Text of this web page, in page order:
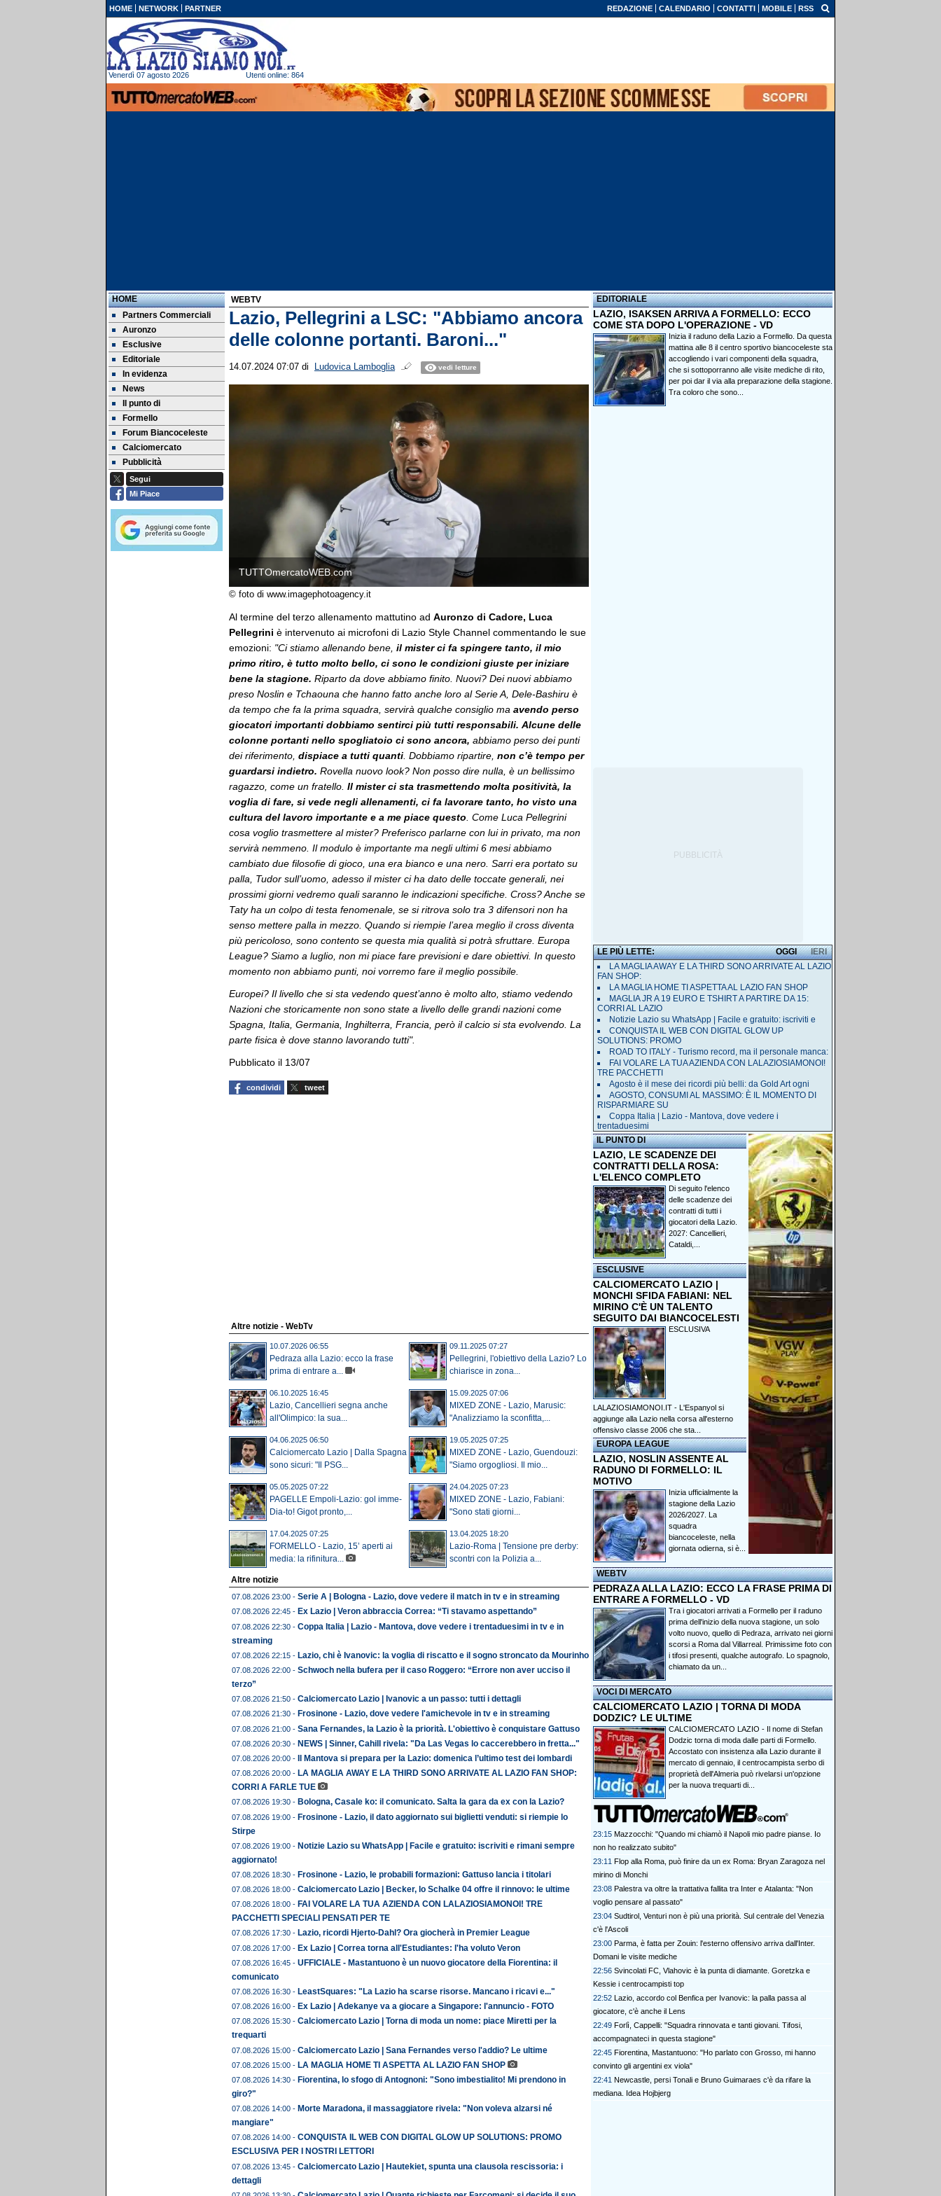
HOME NETWORK PARTNER REDAZIONE CALENDARIO CONTATTI MOBILE RSS
Venerdì 07 agosto 2026 Utenti online: 864
HOME
Partners Commerciali
Auronzo
Esclusive
Editoriale
In evidenza
News
Il punto di
Formello
Forum Biancoceleste
Calciomercato
Pubblicità
Segui
Mi Piace
WEBTV
Lazio, Pellegrini a LSC: "Abbiamo ancora
delle colonne portanti. Baroni..."
14.07.2024 07:07 di Ludovica Lamboglia vedi letture
TUTTOmercatoWEB.com
© foto di www.imagephotoagency.it
Al termine del terzo allenamento mattutino ad Auronzo di Cadore, Luca
Pellegrini è intervenuto ai microfoni di Lazio Style Channel commentando le sue
emozioni: "Ci stiamo allenando bene, il mister ci fa spingere tanto, il mio
primo ritiro, è tutto molto bello, ci sono le condizioni giuste per iniziare
bene la stagione. Riparto da dove abbiamo finito. Nuovi? Dei nuovi abbiamo
preso Noslin e Tchaouna che hanno fatto anche loro al Serie A, Dele-Bashiru è
da tempo che fa la prima squadra, servirà qualche consiglio ma avendo perso
giocatori importanti dobbiamo sentirci più tutti responsabili. Alcune delle
colonne portanti nello spogliatoio ci sono ancora, abbiamo perso dei punti
dei riferimento, dispiace a tutti quanti . Dobbiamo ripartire, non c’è tempo per
guardarsi indietro. Rovella nuovo look? Non posso dire nulla, è un bellissimo
ragazzo, come un fratello. Il mister ci sta trasmettendo molta positività, la
voglia di fare, si vede negli allenamenti, ci fa lavorare tanto, ho visto una
cultura del lavoro importante e a me piace questo . Come Luca Pellegrini
cosa voglio trasmettere al mister? Preferisco parlarne con lui in privato, ma non
servirà nemmeno. Il modulo è importante ma negli ultimi 6 mesi abbiamo
cambiato due filosofie di gioco, una era bianco e una nero. Sarri era portato su
palla, Tudor sull’uomo, adesso il mister ci ha dato delle toccate generali, nei
prossimi giorni vedremo quali saranno le indicazioni specifiche. Cross? Anche se
Taty ha un colpo di testa fenomenale, se si ritrova solo tra 3 difensori non ha
senso mettere palla in mezzo. Quando si riempie l’area meglio il cross diventa
più pericoloso, sono contento se questa mia qualità si potrà sfruttare. Europa
League? Siamo a luglio, non mi piace fare previsioni e dare obiettivi. In questo
momento non abbiamo punti, noi vorremo fare il meglio possibile.
Europei? Il livello che si sta vedendo quest’anno è molto alto, stiamo vedendo
Nazioni che storicamente non sono state a livello delle grandi nazioni come
Spagna, Italia, Germania, Inghilterra, Francia, però il calcio si sta evolvendo. La
parte fisica è dove stanno lavorando tutti".
Pubblicato il 13/07
condividi tweet
Altre notizie - WebTv
10.07.2026 06:55
Pedraza alla Lazio: ecco la frase
prima di entrare a...
09.11.2025 07:27
Pellegrini, l'obiettivo della Lazio? Lo
chiarisce in zona...
06.10.2025 16:45
Lazio, Cancellieri segna anche
all'Olimpico: la sua...
15.09.2025 07:06
MIXED ZONE - Lazio, Marusic:
"Analizziamo la sconfitta,...
04.06.2025 06:50
Calciomercato Lazio | Dalla Spagna
sono sicuri: "Il PSG...
19.05.2025 07:25
MIXED ZONE - Lazio, Guendouzi:
"Siamo orgogliosi. Il mio...
05.05.2025 07:22
PAGELLE Empoli-Lazio: gol imme-
Dia-to! Gigot pronto,...
24.04.2025 07:23
MIXED ZONE - Lazio, Fabiani:
"Sono stati giorni...
17.04.2025 07:25
FORMELLO - Lazio, 15’ aperti ai
media: la rifinitura...
13.04.2025 18:20
Lazio-Roma | Tensione pre derby:
scontri con la Polizia a...
Altre notizie
07.08.2026 23:00 - Serie A | Bologna - Lazio, dove vedere il match in tv e in streaming
07.08.2026 22:45 - Ex Lazio | Veron abbraccia Correa: “Ti stavamo aspettando”
07.08.2026 22:30 - Coppa Italia | Lazio - Mantova, dove vedere i trentaduesimi in tv e in
streaming
07.08.2026 22:15 - Lazio, chi è Ivanovic: la voglia di riscatto e il sogno stroncato da Mourinho
07.08.2026 22:00 - Schwoch nella bufera per il caso Roggero: “Errore non aver ucciso il
terzo”
07.08.2026 21:50 - Calciomercato Lazio | Ivanovic a un passo: tutti i dettagli
07.08.2026 21:30 - Frosinone - Lazio, dove vedere l'amichevole in tv e in streaming
07.08.2026 21:00 - Sana Fernandes, la Lazio è la priorità. L'obiettivo è conquistare Gattuso
07.08.2026 20:30 - NEWS | Sinner, Cahill rivela: "Da Las Vegas lo caccerebbero in fretta..."
07.08.2026 20:00 - Il Mantova si prepara per la Lazio: domenica l’ultimo test dei lombardi
07.08.2026 20:00 - LA MAGLIA AWAY E LA THIRD SONO ARRIVATE AL LAZIO FAN SHOP:
CORRI A FARLE TUE
07.08.2026 19:30 - Bologna, Casale ko: il comunicato. Salta la gara da ex con la Lazio?
07.08.2026 19:00 - Frosinone - Lazio, il dato aggiornato sui biglietti venduti: si riempie lo
Stirpe
07.08.2026 19:00 - Notizie Lazio su WhatsApp | Facile e gratuito: iscriviti e rimani sempre
aggiornato!
07.08.2026 18:30 - Frosinone - Lazio, le probabili formazioni: Gattuso lancia i titolari
07.08.2026 18:00 - Calciomercato Lazio | Becker, lo Schalke 04 offre il rinnovo: le ultime
07.08.2026 18:00 - FAI VOLARE LA TUA AZIENDA CON LALAZIOSIAMONOI! TRE
PACCHETTI SPECIALI PENSATI PER TE
07.08.2026 17:30 - Lazio, ricordi Hjerto-Dahl? Ora giocherà in Premier League
07.08.2026 17:00 - Ex Lazio | Correa torna all'Estudiantes: l'ha voluto Veron
07.08.2026 16:45 - UFFICIALE - Mastantuono è un nuovo giocatore della Fiorentina: il
comunicato
07.08.2026 16:30 - LeastSquares: "La Lazio ha scarse risorse. Mancano i ricavi e..."
07.08.2026 16:00 - Ex Lazio | Adekanye va a giocare a Singapore: l'annuncio - FOTO
07.08.2026 15:30 - Calciomercato Lazio | Torna di moda un nome: piace Miretti per la
trequarti
07.08.2026 15:00 - Calciomercato Lazio | Sana Fernandes verso l'addio? Le ultime
07.08.2026 15:00 - LA MAGLIA HOME TI ASPETTA AL LAZIO FAN SHOP
07.08.2026 14:30 - Fiorentina, lo sfogo di Antognoni: "Sono imbestialito! Mi prendono in
giro?"
07.08.2026 14:00 - Morte Maradona, il massaggiatore rivela: "Non voleva alzarsi né
mangiare"
07.08.2026 14:00 - CONQUISTA IL WEB CON DIGITAL GLOW UP SOLUTIONS: PROMO
ESCLUSIVA PER I NOSTRI LETTORI
07.08.2026 13:45 - Calciomercato Lazio | Hautekiet, spunta una clausola rescissoria: i
dettagli
EDITORIALE
LAZIO, ISAKSEN ARRIVA A FORMELLO: ECCO
COME STA DOPO L'OPERAZIONE - VD
Inizia il raduno della Lazio a Formello. Da questa
mattina alle 8 il centro sportivo biancoceleste sta
accogliendo i vari componenti della squadra,
che si sottoporranno alle visite mediche di rito,
per poi dar il via alla preparazione della stagione.
Tra coloro che sono...
LE PIÙ LETTE: IERI
OGGI
LA MAGLIA AWAY E LA THIRD SONO ARRIVATE AL LAZIO
FAN SHOP:
LA MAGLIA HOME TI ASPETTA AL LAZIO FAN SHOP
MAGLIA JR A 19 EURO E TSHIRT A PARTIRE DA 15:
CORRI AL LAZIO
Notizie Lazio su WhatsApp | Facile e gratuito: iscriviti e
CONQUISTA IL WEB CON DIGITAL GLOW UP
SOLUTIONS: PROMO
ROAD TO ITALY - Turismo record, ma il personale manca:
FAI VOLARE LA TUA AZIENDA CON LALAZIOSIAMONOI!
TRE PACCHETTI
Agosto è il mese dei ricordi più belli: da Gold Art ogni
AGOSTO, CONSUMI AL MASSIMO: È IL MOMENTO DI
RISPARMIARE SU
Coppa Italia | Lazio - Mantova, dove vedere i
trentaduesimi
IL PUNTO DI
LAZIO, LE SCADENZE DEI
CONTRATTI DELLA ROSA:
L'ELENCO COMPLETO
Di seguito l'elenco
delle scadenze dei
contratti di tutti i
giocatori della Lazio.
2027: Cancellieri,
Cataldi,...
ESCLUSIVE
CALCIOMERCATO LAZIO |
MONCHI SFIDA FABIANI: NEL
MIRINO C'È UN TALENTO
SEGUITO DAI BIANCOCELESTI
ESCLUSIVA
LALAZIOSIAMONOI.IT - L'Espanyol si
aggiunge alla Lazio nella corsa all'esterno
offensivo classe 2006 che sta...
EUROPA LEAGUE
LAZIO, NOSLIN ASSENTE AL
RADUNO DI FORMELLO: IL
MOTIVO
Inizia ufficialmente la
stagione della Lazio
2026/2027. La
squadra
biancoceleste, nella
giornata odierna, si è...
WEBTV
PEDRAZA ALLA LAZIO: ECCO LA FRASE PRIMA DI
ENTRARE A FORMELLO - VD
Tra i giocatori arrivati a Formello per il raduno
prima dell'inizio della nuova stagione, un solo
volto nuovo, quello di Pedraza, arrivato nei giorni
scorsi a Roma dal Villarreal. Primissime foto con
i tifosi presenti, qualche autografo. Lo spagnolo,
chiamato da un...
VOCI DI MERCATO
CALCIOMERCATO LAZIO | TORNA DI MODA
DODZIC? LE ULTIME
CALCIOMERCATO LAZIO - Il nome di Stefan
Dodzic torna di moda dalle parti di Formello.
Accostato con insistenza alla Lazio durante il
mercato di gennaio, il centrocampista serbo di
proprietà dell'Almeria può rivelarsi un'opzione
per la nuova trequarti di...
23:15 Mazzocchi: "Quando mi chiamò il Napoli mio padre pianse. Io
non ho realizzato subito"
23:11 Flop alla Roma, può finire da un ex Roma: Bryan Zaragoza nel
mirino di Monchi
23:08 Palestra va oltre la trattativa fallita tra Inter e Atalanta: "Non
voglio pensare al passato"
23:04 Sudtirol, Venturi non è più una priorità. Sul centrale del Venezia
c'è l'Ascoli
23:00 Parma, è fatta per Zouin: l'esterno offensivo arriva dall'Inter.
Domani le visite mediche
22:56 Svincolati FC, Vlahovic è la punta di diamante. Goretzka e
Kessie i centrocampisti top
22:52 Lazio, accordo col Benfica per Ivanovic: la palla passa al
giocatore, c'è anche il Lens
22:49 Forlì, Cappelli: "Squadra rinnovata e tanti giovani. Tifosi,
accompagnateci in questa stagione"
22:45 Fiorentina, Mastantuono: "Ho parlato con Grosso, mi hanno
convinto gli argentini ex viola"
22:41 Newcastle, persi Tonali e Bruno Guimaraes c'è da rifare la
mediana. Idea Hojbjerg